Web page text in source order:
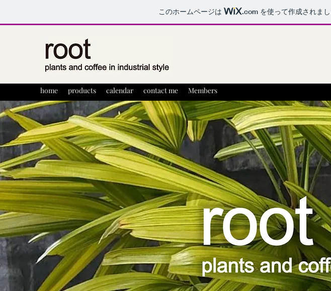
このホームページは .com を使って作成されま
home products calendar contact me Members